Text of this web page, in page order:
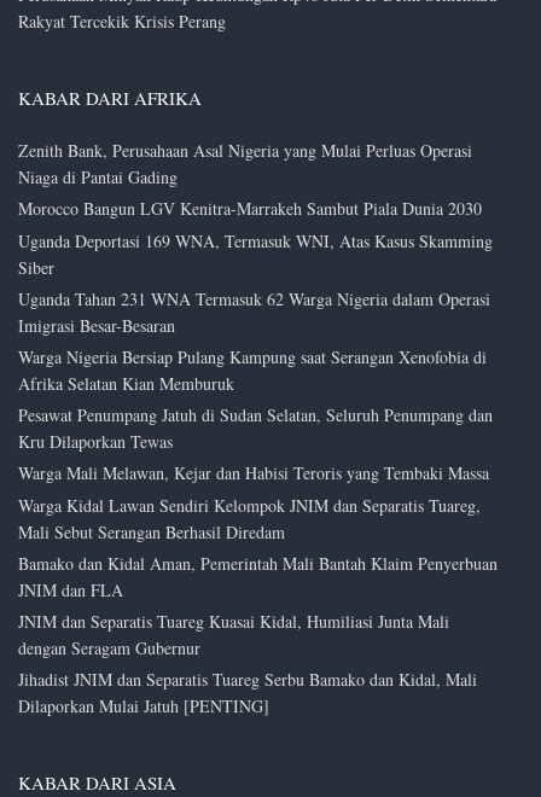
Rakyat Tercekik Krisis Perang
KABAR DARI AFRIKA
Zenith Bank, Perusahaan Asal Nigeria yang Mulai Perluas Operasi
Niaga di Pantai Gading
Morocco Bangun LGV Kenitra-Marrakeh Sambut Piala Dunia 2030
Uganda Deportasi 169 WNA, Termasuk WNI, Atas Kasus Skamming
Siber
Uganda Tahan 231 WNA Termasuk 62 Warga Nigeria dalam Operasi
Imigrasi Besar-Besaran
Warga Nigeria Bersiap Pulang Kampung saat Serangan Xenofobia di
Afrika Selatan Kian Memburuk
Pesawat Penumpang Jatuh di Sudan Selatan, Seluruh Penumpang dan
Kru Dilaporkan Tewas
Warga Mali Melawan, Kejar dan Habisi Teroris yang Tembaki Massa
Warga Kidal Lawan Sendiri Kelompok JNIM dan Separatis Tuareg,
Mali Sebut Serangan Berhasil Diredam
Bamako dan Kidal Aman, Pemerintah Mali Bantah Klaim Penyerbuan
JNIM dan FLA
JNIM dan Separatis Tuareg Kuasai Kidal, Humiliasi Junta Mali
dengan Seragam Gubernur
Jihadist JNIM dan Separatis Tuareg Serbu Bamako dan Kidal, Mali
Dilaporkan Mulai Jatuh [PENTING]
KABAR DARI ASIA